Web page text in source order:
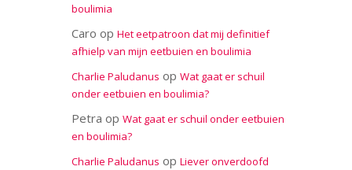
boulimia
Caro op Het eetpatroon dat mij definitief
afhielp van mijn eetbuien en boulimia
Charlie Paludanus op Wat gaat er schuil
onder eetbuien en boulimia?
Petra op Wat gaat er schuil onder eetbuien
en boulimia?
Charlie Paludanus op Liever onverdoofd